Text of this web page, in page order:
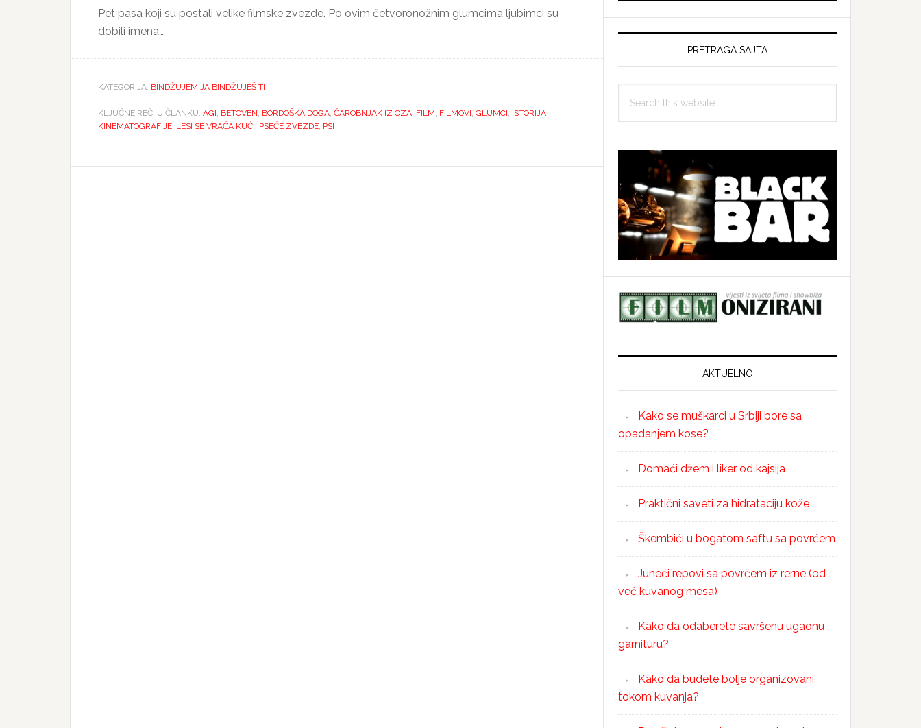
Pet pasa koji su postali velike filmske zvezde. Po ovim četvoronožnim glumcima ljubimci su
dobili imena…
KATEGORIJA: BINDŽUJEM JA BINDŽUJEŠ TI
KLJUČNE REČI U ČLANKU: AGI BETOVEN BORDOŠKA DOGA ČAROBNJAK IZ OZA FILM FILMOVI GLUMCI ISTORIJA
KINEMATOGRAFIJE LESI SE VRAĆA KUĆI PSEĆE ZVEZDE PSI
PRETRAGA SAJTA
this
AKTUELNO
Kako se muškarci u Srbiji bore sa
opadanjem kose?
Domaći džem i liker od kajsija
Praktični saveti za hidrataciju kože
Škembići u bogatom saftu sa povrćem
Juneći repovi sa povrćem iz rerne (od
već kuvanog mesa)
Kako da odaberete savršenu ugaonu
garnituru?
Kako da budete bolje organizovani
tokom kuvanja?